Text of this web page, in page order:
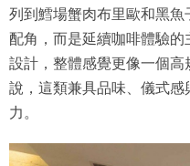
列到鱈場蟹肉布里歐和黑
配角，而是延續咖啡體驗
設計，整體感覺更像一個
說，這類兼具品味、儀式感
力。